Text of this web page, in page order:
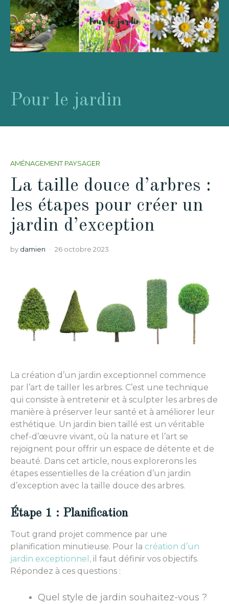
Pour le jardin
AMÉNAGEMENT PAYSAGER
La taille douce d’arbres :
les étapes pour créer un
jardin d’exception
by damien 26 octobre 2023
La création d’un jardin exceptionnel commence
par l’art de tailler les arbres. C’est une technique
qui consiste à entretenir et à sculpter les arbres de
manière à préserver leur santé et à améliorer leur
esthétique. Un jardin bien taillé est un véritable
chef-d’œuvre vivant, où la nature et l’art se
rejoignent pour offrir un espace de détente et de
beauté. Dans cet article, nous explorerons les
étapes essentielles de la création d’un jardin
d’exception avec la taille douce des arbres.
Étape 1 : Planification
Tout grand projet commence par une
planification minutieuse. Pour la création d’un
jardin exceptionnel, il faut définir vos objectifs.
Répondez à ces questions :
Quel style de jardin souhaitez-vous ?